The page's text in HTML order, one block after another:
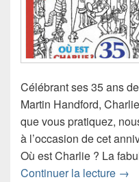
Célébrant ses 35 ans
Martin Handford,
que vous pratiquez,
à l’occasion de cet
Où est Charlie ? La
Continuer la lecture →